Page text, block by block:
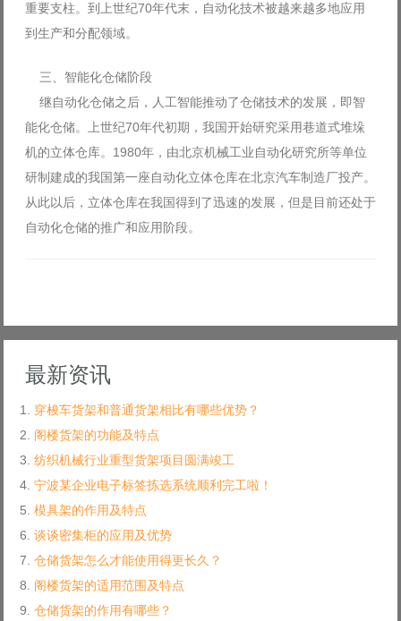
重要支柱。到上世纪70年代末，自动化技术被越来越多地应用
到生产和分配领域。
三、智能化仓储阶段
继自动化仓储之后，人工智能推动了仓储技术的发展，即智
能化仓储。上世纪70年代初期，我国开始研究采用巷道式堆垛
机的立体仓库。1980年，由北京机械工业自动化研究所等单位
研制建成的我国第一座自动化立体仓库在北京汽车制造厂投产。
从此以后，立体仓库在我国得到了迅速的发展，但是目前还处于
自动化仓储的推广和应用阶段。
最新资讯
穿梭车货架和普通货架相比有哪些优势？
阁楼货架的功能及特点
纺织机械行业重型货架项目圆满竣工
宁波某企业电子标签拣选系统顺利完工啦！
模具架的作用及特点
谈谈密集柜的应用及优势
仓储货架怎么才能使用得更长久？
阁楼货架的适用范围及特点
仓储货架的作用有哪些？